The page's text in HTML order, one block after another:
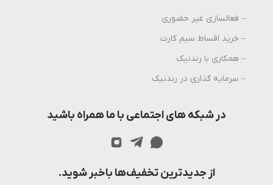
– فعالسازی غیر حضوری
– خرید اقساط سیم کارت
– همکاری با رندنیک
– سرمایه گذاری در رندنیک
در شبکه های اجتماعی با ما همراه باشید
از جدیدترین تخفیف‌ها باخبر شوید.